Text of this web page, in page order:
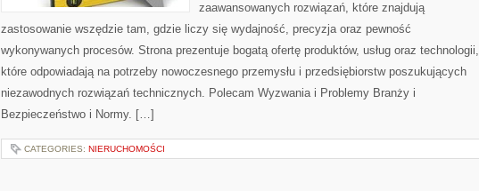
zaawansowanych rozwiązań, które znajdują
zastosowanie wszędzie tam, gdzie liczy się wydajność, precyzja oraz pewność
wykonywanych procesów. Strona prezentuje bogatą ofertę produktów, usług oraz technologii,
które odpowiadają na potrzeby nowoczesnego przemysłu i przedsiębiorstw poszukujących
niezawodnych rozwiązań technicznych. Polecam Wyzwania i Problemy Branży i
Bezpieczeństwo i Normy. […]
CATEGORIES: NIERUCHOMOŚCI